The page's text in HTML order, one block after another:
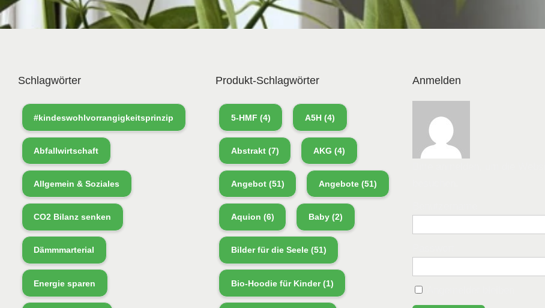
Schlagwörter
#kindeswohlvorrangigkeitsprinzip
Abfallwirtschaft
Allgemein & Soziales
CO2 Bilanz senken
Dämmmarterial
Energie sparen
Produkt-Schlagwörter
5-HMF (4) A5H (4)
Abstrakt(7) AKG (4)
Angebot(51) Angebote (51)
Aquion (6) Baby (2)
Bilder für die Seele(51)
Bio-Hoodie für Kinder(1)
Anmelden